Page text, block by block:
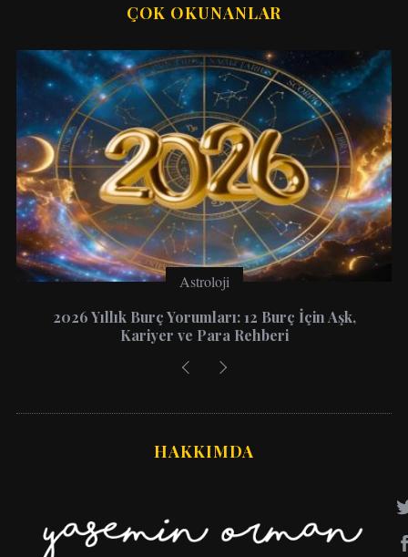
ÇOK OKUNANLAR
Astroloji
2026 Yıllık Burç Yorumları: 12 Burç İçin Aşk,
Kariyer ve Para Rehberi
HAKKIMDA